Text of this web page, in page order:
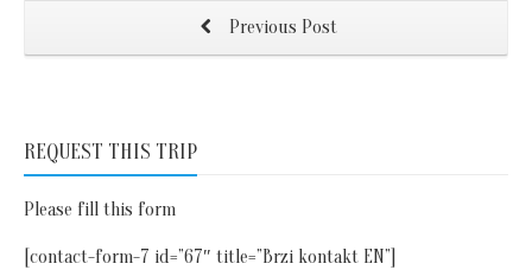
Previous Post
REQUEST THIS TRIP
Please fill this form
[contact-form-7 id=”67″ title=”Brzi kontakt EN”]